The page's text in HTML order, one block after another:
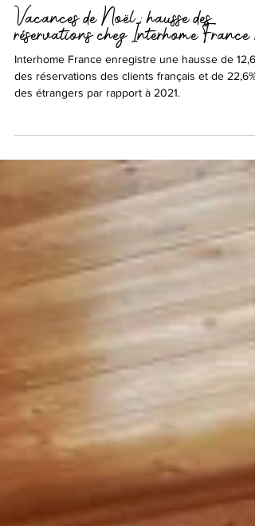
12 déc. 2022
Vacances de Noël : hausse des
réservations chez Interhome France !
Interhome France enregistre une hausse de
des réservations des clients français et de 22,6%